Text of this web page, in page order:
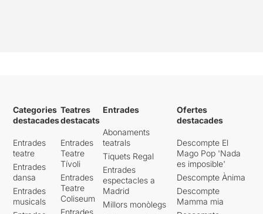
Categories
destacades
Entrades
teatre
Entrades
dansa
Entrades
musicals
Teatres
destacats
Entrades
Teatre
Tívoli
Entrades
Teatre
Coliseum
Entrades
Entrades
Abonaments
teatrals
Tiquets Regal
Entrades
espectacles a
Madrid
Millors monòlegs
Ofertes
destacades
Descompte El
Mago Pop 'Nada
es imposible'
Descompte Ànima
Descompte
Mamma mia